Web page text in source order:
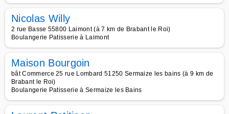
Nicolas Willy
2 rue Basse 55800 Laimont (à 7 km de Brabant le Roi)
Boulangerie Patisserie à Laimont
Maison Bourgoin
bât Commerce 25 rue Lombard 51250 Sermaize les bains (à 9 km de
Brabant le Roi)
Boulangerie Patisserie à Sermaize les Bains